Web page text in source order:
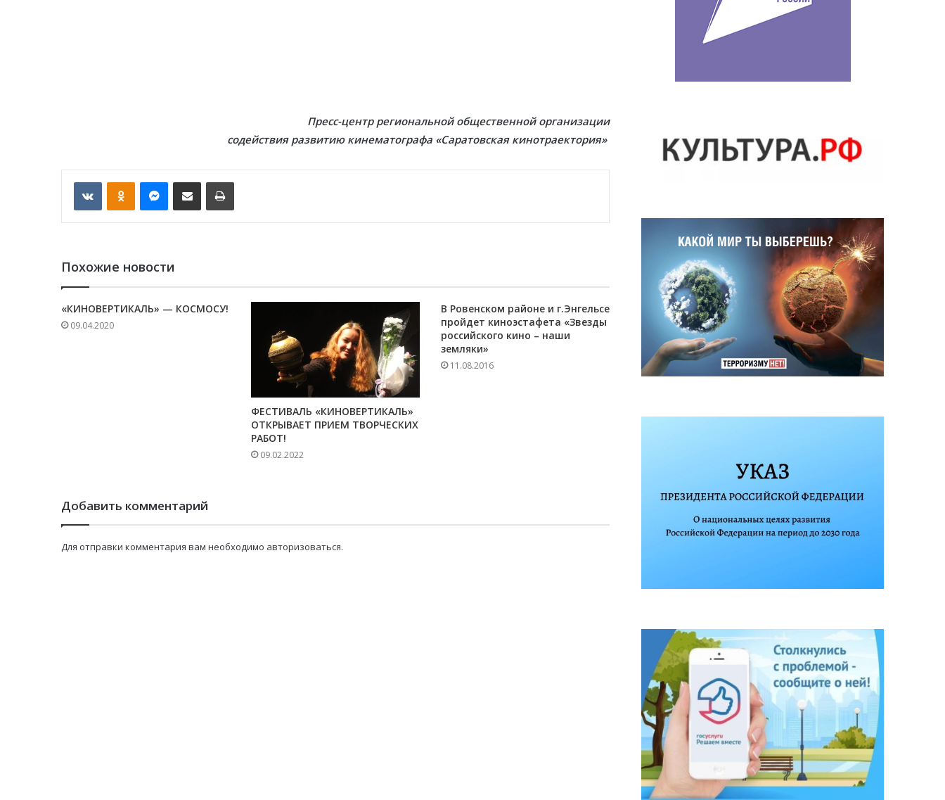
Пресс-центр региональной общественной организации
содействия развитию кинематографа «Саратовская кинотраектория»
VKontakte
Похожие новости
«КИНОВЕРТИКАЛЬ» — КОСМОСУ!
09.04.2020
ФЕСТИВАЛЬ «КИНОВЕРТИКАЛЬ»
ОТКРЫВАЕТ ПРИЕМ ТВОРЧЕСКИХ
РАБОТ!
09.02.2022
В Ровенском районе и г.Энгельсе
пройдет киноэстафета «Звезды
российского кино – наши
земляки»
11.08.2016
Добавить комментарий
Для отправки комментария вам необходимо авторизоваться.